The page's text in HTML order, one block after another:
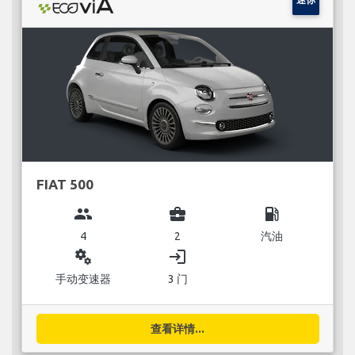
FIAT 500
group
4
business_center
2
local_gas_station
汽油
miscellaneous_services
手动变速器
login
3 门
查看详情...